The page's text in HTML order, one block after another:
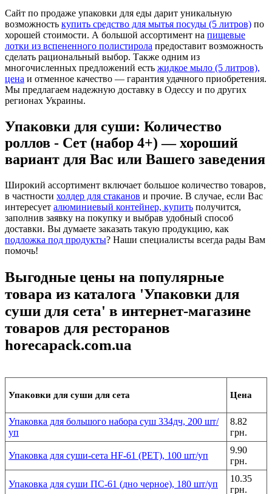
Сайт по продаже упаковки для еды дарит уникальную
возможность купить средство для мытья посуды (5 литров) по
хорошей стоимости. А большой ассортимент на пищевые
лотки из вспененного полистирола предоставит возможность
сделать рациональный выбор. Также одним из
многочисленных предложений есть жидкое мыло (5 литров),
цена и отменное качество — гарантия удачного приобретения.
Мы предлагаем надежную доставку в Одессу и по других
регионах Украины.
Упаковки для суши: Количество
роллов - Сет (набор 4+) — хороший
вариант для Вас или Вашего заведения
Широкий ассортимент включает большое количество товаров,
в частности холдер для стаканов и прочие. В случае, если Вас
интересует алюминиевый контейнер, купить получится,
заполнив заявку на покупку и выбрав удобный способ
доставки. Вы думаете заказать такую продукцию, как
подложка под продукты? Наши специалисты всегда рады Вам
помочь!
Выгодные цены на популярные
товара из каталога 'Упаковки для
суши для сета' в интернет-магазине
товаров для ресторанов
horecapack.com.ua
Упаковки для суши для сета Цена
Упаковка для большого набора суш 334дч, 200 шт/
уп
8.82
грн.
Упаковка для суши-сета HF-61 (PET), 100 шт/уп
9.90
грн.
Упаковка для суши ПС-61 (дно черное), 180 шт/уп
10.35
грн.